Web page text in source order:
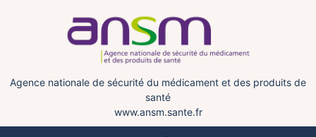
Agence nationale de sécurité du médicament et des produits de
santé
www.ansm.sante.fr